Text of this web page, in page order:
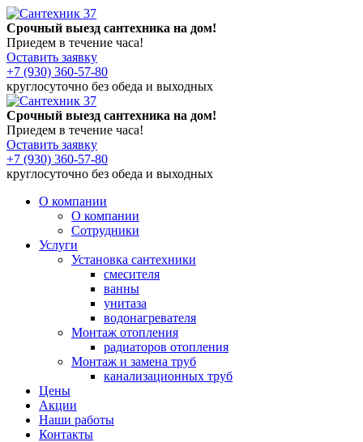
Срочный выезд сантехника на дом!
Приедем в течение часа!
Оставить заявку
+7 (930) 360-57-80
круглосуточно без обеда и выходных
Срочный выезд сантехника на дом!
Приедем в течение часа!
Оставить заявку
+7 (930) 360-57-80
круглосуточно без обеда и выходных
О компании
О компании
Сотрудники
Услуги
Установка сантехники
смесителя
ванны
унитаза
водонагревателя
Монтаж отопления
радиаторов отопления
Монтаж и замена труб
канализационных труб
Цены
Акции
Наши работы
Контакты